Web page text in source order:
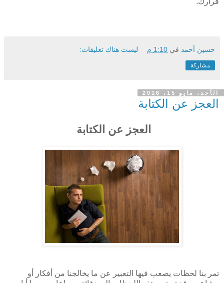
حسين أحمد في 1:10 م ليست هناك تعليقات:
مشاركة
الأحد، مايو 15، 2016
العجز عن الكتابة
العجز عن الكتابة
تمر بنا لحظات يصعب فيها التعبير عن ما يخالجنا من أفكار أو